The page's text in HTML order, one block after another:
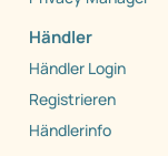
Händler
Händler Login
Registrieren
Händlerinfo